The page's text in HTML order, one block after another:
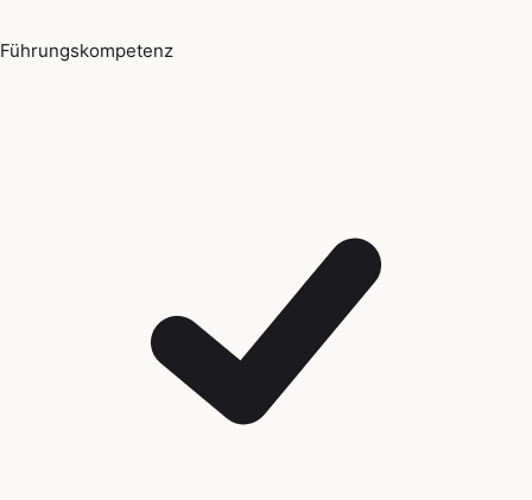
Führungskompetenz